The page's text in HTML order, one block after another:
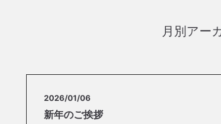
月別アー
2026/01/06
新年のご挨拶